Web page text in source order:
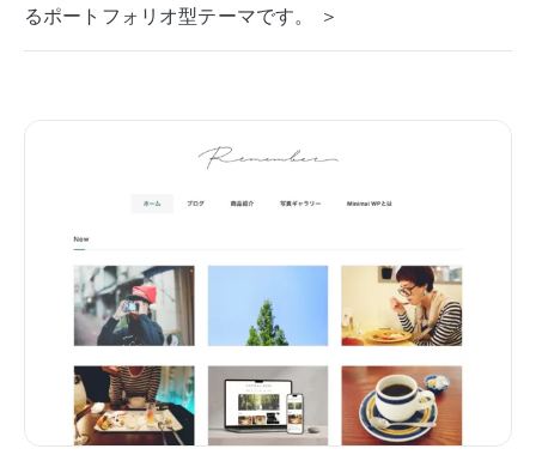
るポートフォリオ型テーマです。 ＞